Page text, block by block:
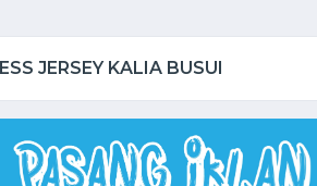
JERSEY KALIA BUSUI